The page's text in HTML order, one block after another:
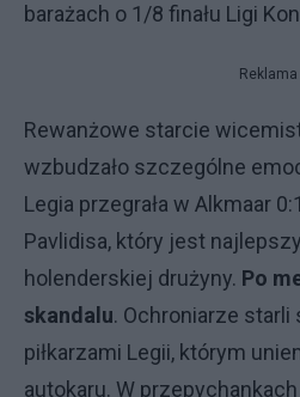
barażach o 1/8 finału Ligi
Reklama
Rewanżowe starcie
wzbudzało szczególne
Legia przegrała w Alkmaar
Pavlidisa, który jest
holenderskiej drużyny. Po
skandalu. Ochroniarze starli
piłkarzami Legii, którym
autokaru. W